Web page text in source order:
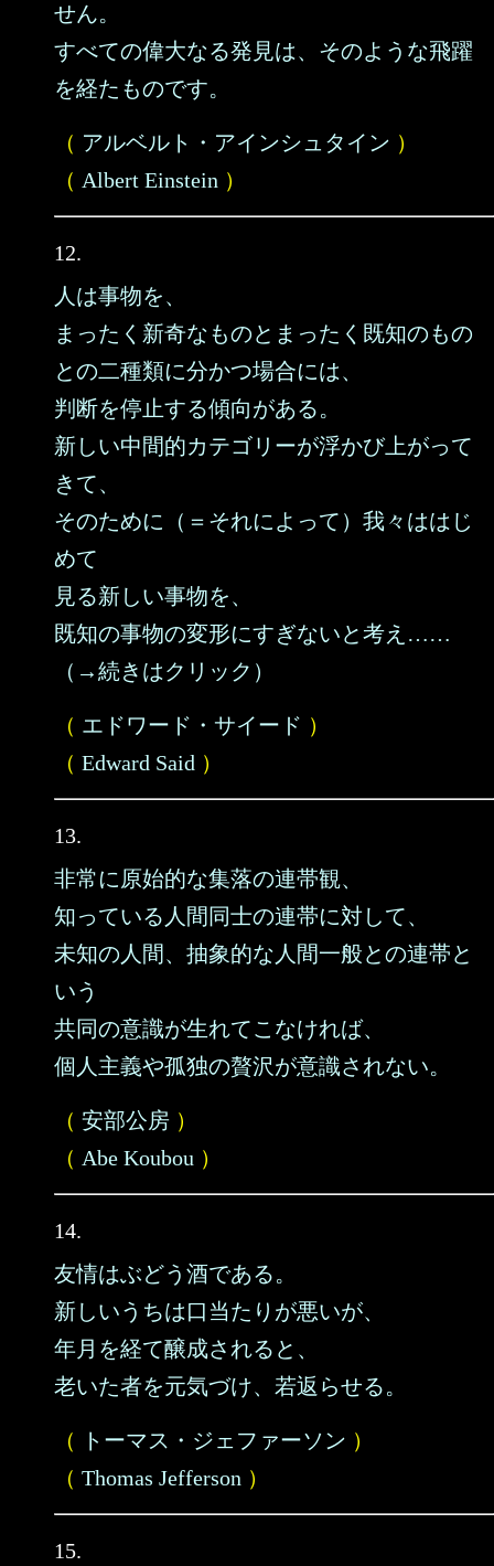
せん。
すべての偉大なる発見は、そのような飛躍
を経たものです。
（ アルベルト・アインシュタイン ）
（ Albert Einstein ）
12.
人は事物を、
まったく新奇なものとまったく既知のもの
との二種類に分かつ場合には、
判断を停止する傾向がある。
新しい中間的カテゴリーが浮かび上がって
きて、
そのために（＝それによって）我々ははじ
めて
見る新しい事物を、
既知の事物の変形にすぎないと考え……
（→続きはクリック）
（ エドワード・サイード ）
（ Edward Said ）
13.
非常に原始的な集落の連帯観、
知っている人間同士の連帯に対して、
未知の人間、抽象的な人間一般との連帯と
いう
共同の意識が生れてこなければ、
個人主義や孤独の贅沢が意識されない。
（ 安部公房 ）
（ Abe Koubou ）
14.
友情はぶどう酒である。
新しいうちは口当たりが悪いが、
年月を経て醸成されると、
老いた者を元気づけ、若返らせる。
（ トーマス・ジェファーソン ）
（ Thomas Jefferson ）
15.